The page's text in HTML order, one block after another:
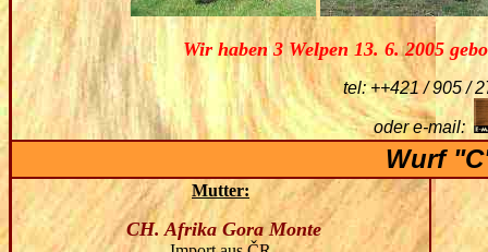
Wir haben 3 Welpen 13. 6. 2005
tel: ++421 / 905 /
oder e-mail:
Wurf "
Mutter:
CH. Afrika Gora Monte